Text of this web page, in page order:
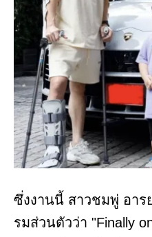
ซึ่งงานนี้ สาวชมพู่ อาร
รมส่วนตัวว่า "Finally